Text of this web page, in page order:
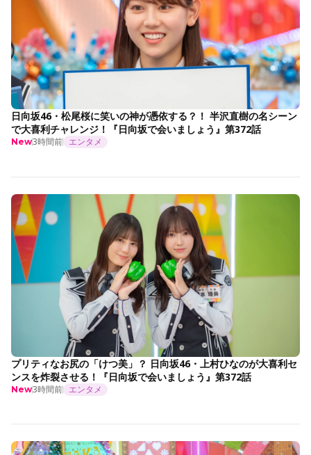
日向坂46・松尾桜に笑いの神が憑依する？！ 半沢直樹の名シーン
で大喜利チャレンジ！『日向坂で会いましょう』第372話
New3時間前 エンタメ
プリティなお尻の「けつ美」？ 日向坂46・上村ひなのが大喜利セ
ンスを炸裂させる！『日向坂で会いましょう』第372話
New3時間前 エンタメ